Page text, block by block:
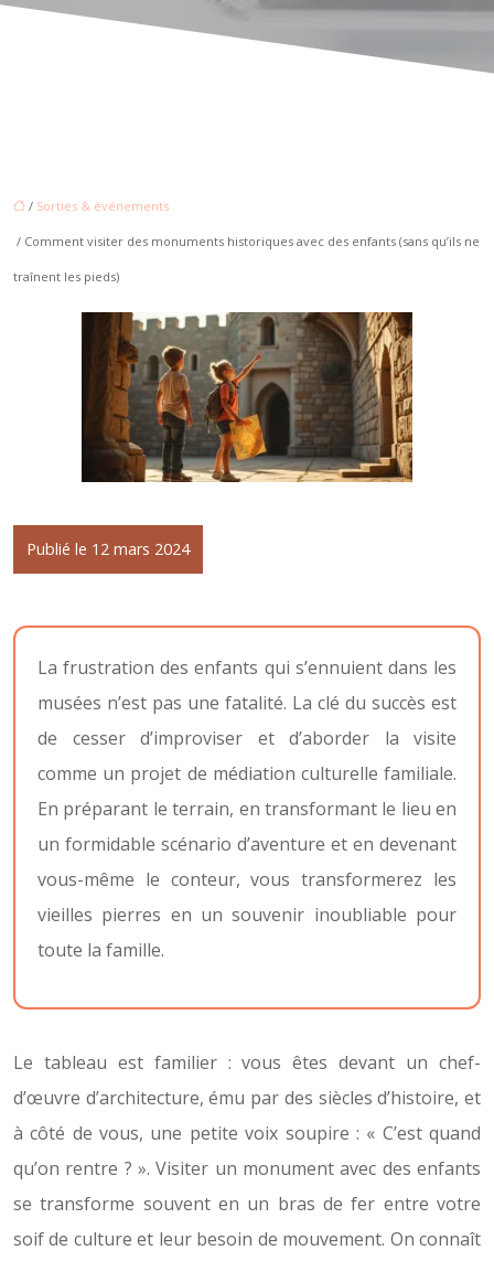
/ Sorties & événements
/ Comment visiter des monuments historiques avec des enfants (sans qu’ils ne
traînent les pieds)
Publié le 12 mars 2024
La frustration des enfants qui s’ennuient dans les
musées n’est pas une fatalité. La clé du succès est
de cesser d’improviser et d’aborder la visite
comme un projet de médiation culturelle familiale.
En préparant le terrain, en transformant le lieu en
un formidable scénario d’aventure et en devenant
vous-même le conteur, vous transformerez les
vieilles pierres en un souvenir inoubliable pour
toute la famille.
Le tableau est familier : vous êtes devant un chef-
d’œuvre d’architecture, ému par des siècles d’histoire, et
à côté de vous, une petite voix soupire : « C’est quand
qu’on rentre ? ». Visiter un monument avec des enfants
se transforme souvent en un bras de fer entre votre
soif de culture et leur besoin de mouvement. On connaît